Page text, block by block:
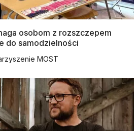
osobom z rozszczepem
do samodzielności
MOST